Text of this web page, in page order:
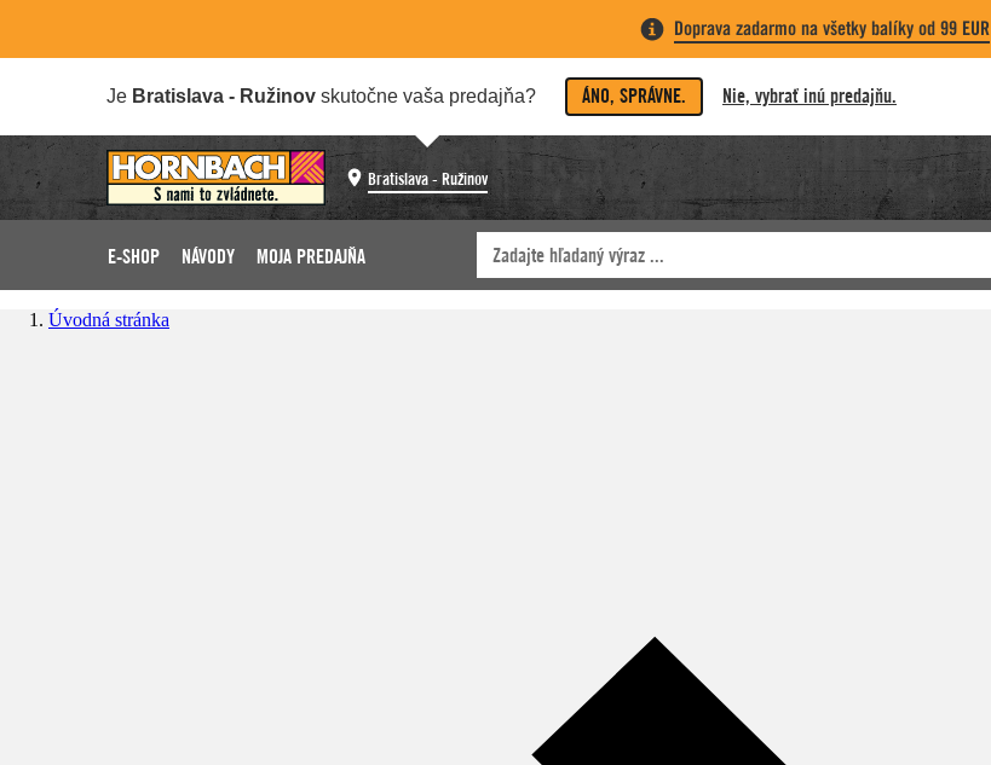
Doprava zadarmo na všetky balíky od 99 EUR
Je Bratislava - Ružinov skutočne vaša predajňa? ÁNO, SPRÁVNE. Nie, vybrať inú predajňu.
Bratislava - Ružinov
E-SHOP NÁVODY MOJA PREDAJŇA
Úvodná stránka